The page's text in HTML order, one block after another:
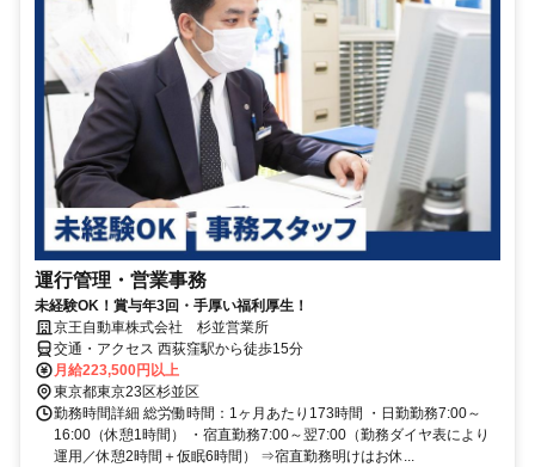
運行管理・営業事務
未経験OK！賞与年3回・手厚い福利厚生！
京王自動車株式会社 杉並営業所
交通・アクセス 西荻窪駅から徒歩15分
月給223,500円以上
東京都東京23区杉並区
勤務時間詳細 総労働時間：1ヶ月あたり173時間 ・日勤勤務7:00～
16:00（休憩1時間） ・宿直勤務7:00～翌7:00（勤務ダイヤ表により
運用／休憩2時間＋仮眠6時間） ⇒宿直勤務明けはお休...